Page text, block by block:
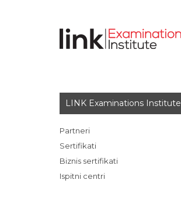
LINK Examinations Institute
Partneri
Sertifikati
Biznis sertifikati
Ispitni centri